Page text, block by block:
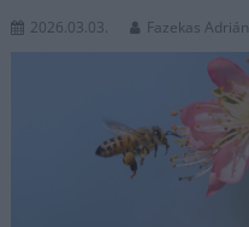
2026.03.03. Fazekas Adrián